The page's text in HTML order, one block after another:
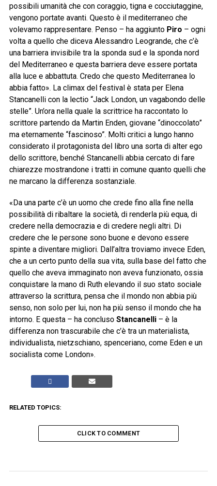
possibili umanità che con coraggio, tigna e cocciutaggine,
vengono portate avanti. Questo è il mediterraneo che
volevamo rappresentare. Penso – ha aggiunto Piro – ogni
volta a quello che diceva Alessandro Leogrande, che c’è
una barriera invisibile tra la sponda sud e la sponda nord
del Mediterraneo e questa barriera deve essere portata
alla luce e abbattuta. Credo che questo Mediterranea lo
abbia fatto». La climax del festival è stata per Elena
Stancanelli con la lectio “Jack London, un vagabondo delle
stelle”. Un’ora nella quale la scrittrice ha raccontato lo
scrittore partendo da Martin Enden, giovane “dinoccolato”
ma eternamente “fascinoso”. Molti critici a lungo hanno
considerato il protagonista del libro una sorta di alter ego
dello scrittore, benché Stancanelli abbia cercato di fare
chiarezze mostrandone i tratti in comune quanto quelli che
ne marcano la differenza sostanziale.
«Da una parte c’è un uomo che crede fino alla fine nella
possibilità di ribaltare la società, di renderla più equa, di
credere nella democrazia e di credere negli altri. Di
credere che le persone sono buone e devono essere
spinte a diventare migliori. Dall’altra troviamo invece Eden,
che a un certo punto della sua vita, sulla base del fatto che
quello che aveva immaginato non aveva funzionato, ossia
conquistare la mano di Ruth elevando il suo stato sociale
attraverso la scrittura, pensa che il mondo non abbia più
senso, non solo per lui, non ha più senso il mondo che ha
intorno. E questa – ha concluso Stancanelli– è la
differenza non trascurabile che c’è tra un materialista,
individualista, nietzschiano, spenceriano, come Eden e un
socialista come London».
RELATED TOPICS:
CLICK TO COMMENT